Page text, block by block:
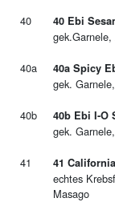
40 40 Ebi
40a 40a Spicy
gek.
40b 40b Ebi I-O
gek.
41 41
echtes
Masago